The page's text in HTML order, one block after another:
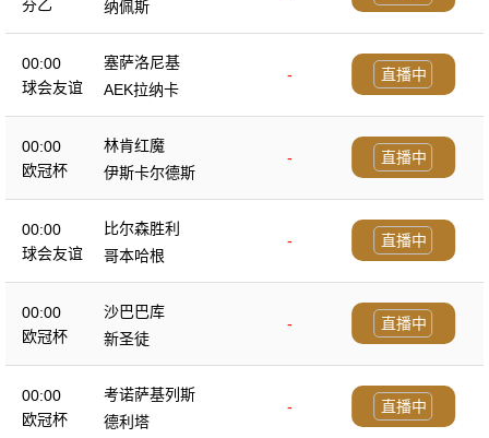
芬乙
纳佩斯
00:00
球会友谊
塞萨洛尼基
-
AEK拉纳卡
直播中
00:00
欧冠杯
林肯红魔
-
伊斯卡尔德斯
直播中
00:00
球会友谊
比尔森胜利
-
哥本哈根
直播中
00:00
欧冠杯
沙巴巴库
-
新圣徒
直播中
00:00
欧冠杯
考诺萨基列斯
-
德利塔
直播中